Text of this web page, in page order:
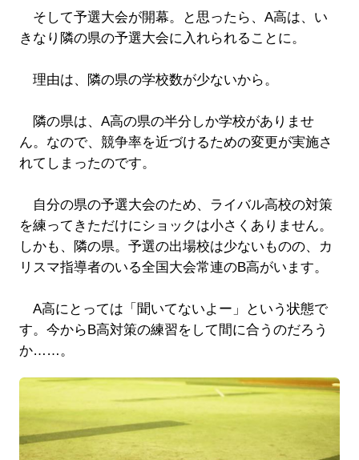
そして予選大会が開幕。と思ったら、A高は、い
きなり隣の県の予選大会に入れられることに。
理由は、隣の県の学校数が少ないから。
隣の県は、A高の県の半分しか学校がありませ
ん。なので、競争率を近づけるための変更が実施さ
れてしまったのです。
自分の県の予選大会のため、ライバル高校の対策
を練ってきただけにショックは小さくありません。
しかも、隣の県。予選の出場校は少ないものの、カ
リスマ指導者のいる全国大会常連のB高がいます。
A高にとっては「聞いてないよー」という状態で
す。今からB高対策の練習をして間に合うのだろう
か……。